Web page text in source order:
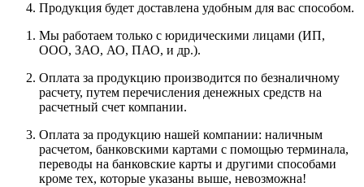
Продукция будет доставлена удобным для вас способом.
Мы работаем только с юридическими лицами (ИП,
ООО, ЗАО, АО, ПАО, и др.).
Оплата за продукцию производится по безналичному
расчету, путем перечисления денежных средств на
расчетный счет компании.
Оплата за продукцию нашей компании: наличным
расчетом, банковскими картами с помощью терминала,
переводы на банковские карты и другими способами
кроме тех, которые указаны выше, невозможна!